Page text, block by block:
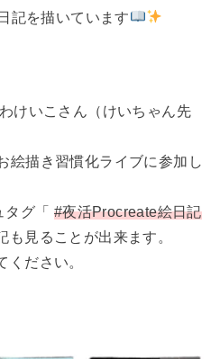
記を描いています
けいこさん（けいちゃん先
絵描き習慣化ライブに参加し
タグ「 #夜活Procreate絵日記
も見ることが出来ます。
ください。